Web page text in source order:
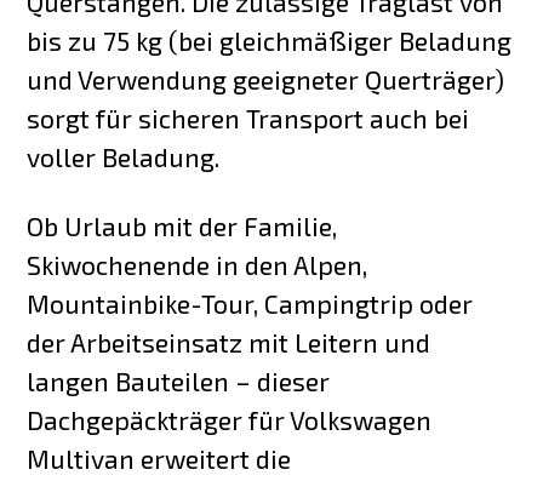
bis zu 75 kg (bei gleichmäßiger Beladung
und Verwendung geeigneter Querträger)
sorgt für sicheren Transport auch bei
voller Beladung.
Ob Urlaub mit der Familie,
Skiwochenende in den Alpen,
Mountainbike-Tour, Campingtrip oder
der Arbeitseinsatz mit Leitern und
langen Bauteilen – dieser
Dachgepäckträger für Volkswagen
Multivan erweitert die